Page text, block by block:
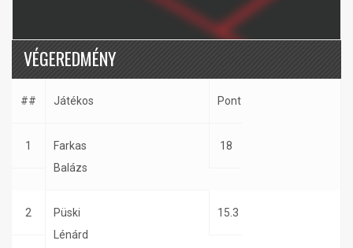
VÉGEREDMÉNY
## Játékos Pont
1
Farkas
Balázs
18
2
Püski
Lénárd
15.3